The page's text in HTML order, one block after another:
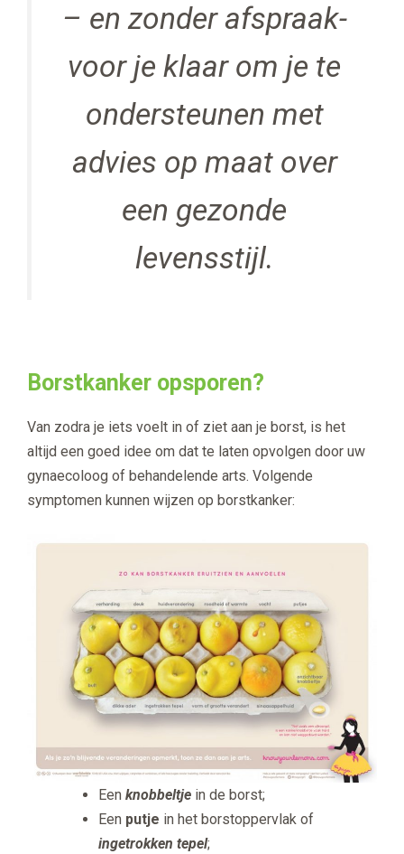
– en zonder afspraak-
voor je klaar om je te
ondersteunen met
advies op maat over
een gezonde
levensstijl.
Borstkanker opsporen?
Van zodra je iets voelt in of ziet aan je borst, is het
altijd een goed idee om dat te laten opvolgen door uw
gynaecoloog of behandelende arts. Volgende
symptomen kunnen wijzen op borstkanker:
Eenknobbeltje in de borst;
Een putje in het borstoppervlak of
ingetrokken tepel;